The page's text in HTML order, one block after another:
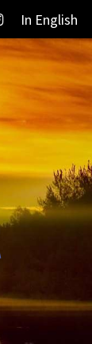
In English